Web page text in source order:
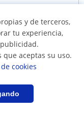
básicas
y de terceros,
tu experiencia,
que aceptas su uso.
cookies